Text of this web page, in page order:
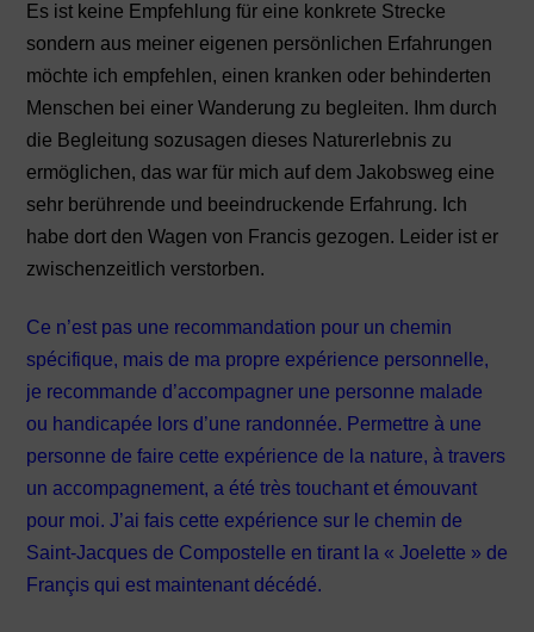
Es ist keine Empfehlung für eine konkrete Strecke
sondern aus meiner eigenen persönlichen Erfahrungen
möchte ich empfehlen, einen kranken oder behinderten
Menschen bei einer Wanderung zu begleiten. Ihm durch
die Begleitung sozusagen dieses Naturerlebnis zu
ermöglichen, das war für mich auf dem Jakobsweg eine
sehr berührende und beeindruckende Erfahrung. Ich
habe dort den Wagen von Francis gezogen. Leider ist er
zwischenzeitlich verstorben.
Ce n’est pas une recommandation pour un chemin
spécifique, mais de ma propre expérience personnelle,
je recommande d’accompagner une personne malade
ou handicapée lors d’une randonnée. Permettre à une
personne de faire cette expérience de la nature, à travers
un accompagnement, a été très touchant et émouvant
pour moi. J’ai fais cette expérience sur le chemin de
Saint-Jacques de Compostelle en tirant la « Joelette » de
Françis qui est maintenant décédé.